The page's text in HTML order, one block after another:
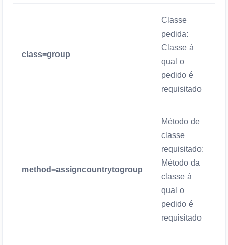
class=group
Classe
pedida:
Classe à
qual o
pedido é
requisitado
method=assigncountrytogroup
Método de
classe
requisitado:
Método da
classe à
qual o
pedido é
requisitado